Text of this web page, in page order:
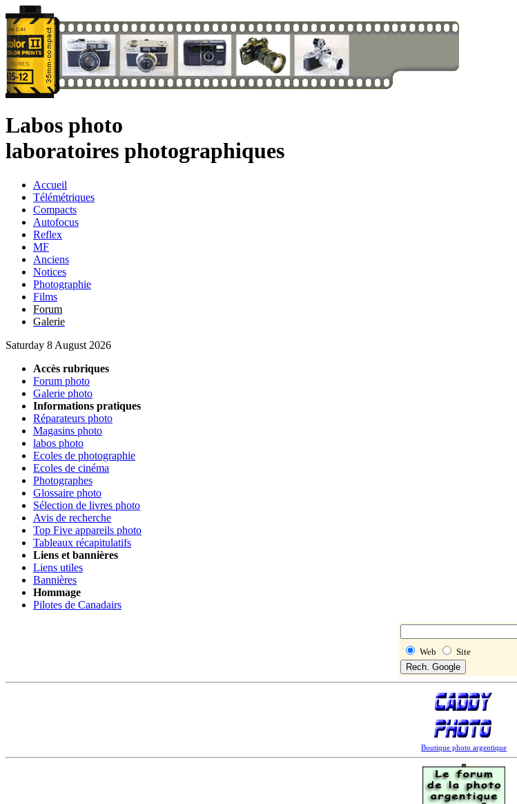
Labos photo
laboratoires photographiques
Accueil
Télémétriques
Compacts
Autofocus
Reflex
MF
Anciens
Notices
Photographie
Films
Forum
Galerie
Saturday 8 August 2026
Accès rubriques
Forum photo
Galerie photo
Informations pratiques
Réparateurs photo
Magasins photo
labos photo
Ecoles de photographie
Ecoles de cinéma
Photographes
Glossaire photo
Sélection de livres photo
Avis de recherche
Top Five appareils photo
Tableaux récapitulatifs
Liens et bannières
Liens utiles
Bannières
Hommage
Pilotes de Canadairs
Web Site
Boutique photo argentique